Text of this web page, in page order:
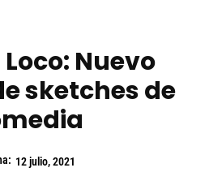
Nuevo
sketches de
12 julio, 2021